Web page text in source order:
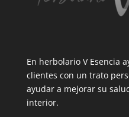
En herbolario V Esencia
clientes con un trato
ayudar a mejorar su
interior.